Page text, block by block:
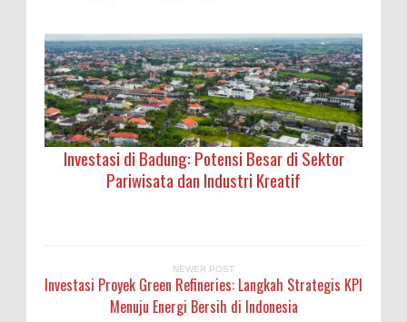
Investasi di Badung: Potensi Besar di Sektor
Pariwisata dan Industri Kreatif
NEWER POST
Investasi Proyek Green Refineries: Langkah Strategis KPI
Menuju Energi Bersih di Indonesia